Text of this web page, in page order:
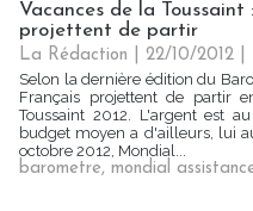
Vacances de la
projettent de partir
La Rédaction | 22/10/2012
Selon la dernière édition du
Français projettent de partir
Toussaint 2012. L'argent est
budget moyen a d'ailleurs, lui
octobre 2012, Mondial...
barometre, mondial